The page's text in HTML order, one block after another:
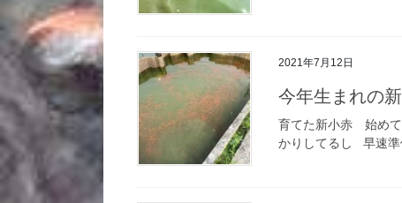
2021年7月12日
今年生まれの
育てた新小赤 始め
かりしてるし 早速準